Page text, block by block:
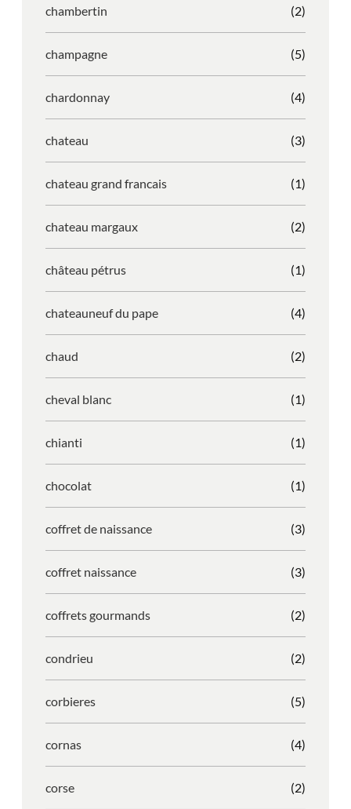
chambertin (2)
champagne (5)
chardonnay (4)
chateau (3)
chateau grand francais (1)
chateau margaux (2)
château pétrus (1)
chateauneuf du pape (4)
chaud (2)
cheval blanc (1)
chianti (1)
chocolat (1)
coffret de naissance (3)
coffret naissance (3)
coffrets gourmands (2)
condrieu (2)
corbieres (5)
cornas (4)
corse (2)